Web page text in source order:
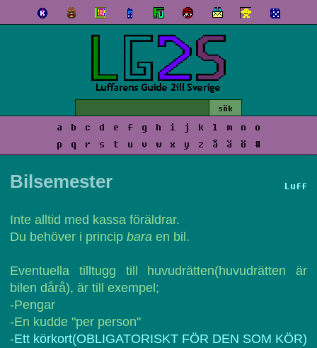
a b c d e f g h i j k l m n
o
p
q r s t u v w x y z å ä ö #
Luff
Bilsemester
Inte alltid med kassa föräldrar.
Du behöver i princip bara en bil.
Eventuella tilltugg till huvudrätten(huvudrätten är
bilen dårå), är till exempel;
-Pengar
-En kudde "per person"
-Ett körkort(OBLIGATORISKT FÖR DEN SOM KÖR)